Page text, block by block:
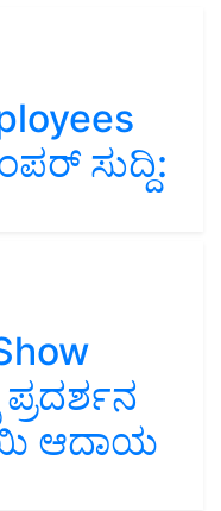
ಸುದ್ದಿ:
ಆದಾಯ